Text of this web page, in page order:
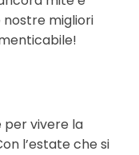
nostre migliori
vivere la
l’estate che si